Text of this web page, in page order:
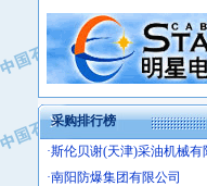
采购排行榜
·中国石油长庆油田分公司
·中国石油宁夏石化分公司
·山东墨龙石油机械股份有
·大庆油田物资集团
·斯伦贝谢(天津)采油机械有
·南阳防爆集团有限公司